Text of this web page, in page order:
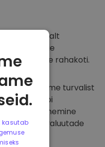
selle sujuvalt
meie
rahakoti.
pakume turvalist
ja viime läbi
lähenemine
krüptovaluutade
kasutab